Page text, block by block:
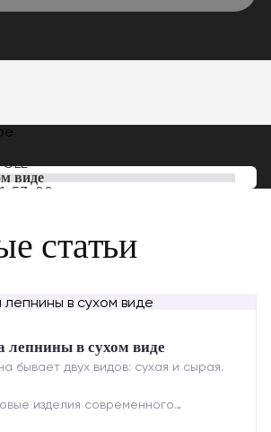
виде
53-00
статьи
лепнины в сухом виде
бывает двух видов: сухая и сырая.
изделия современного